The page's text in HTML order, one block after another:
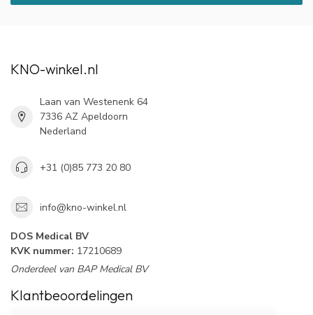
KNO-winkel.nl
Laan van Westenenk 64
7336 AZ Apeldoorn
Nederland
+31 (0)85 773 20 80
info@kno-winkel.nl
DOS Medical BV
KVK nummer: 17210689
Onderdeel van BAP Medical BV
Klantbeoordelingen